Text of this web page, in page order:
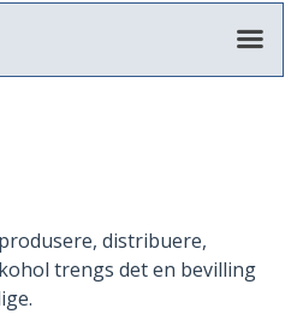
distribuere,
trengs det en bevilling